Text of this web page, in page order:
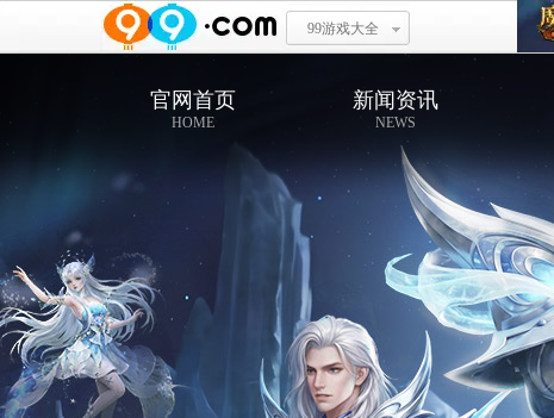
99游戏大全
官网首页
HOME
新闻资讯
NEWS